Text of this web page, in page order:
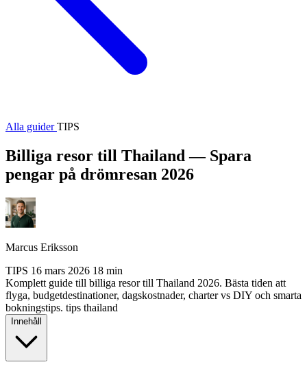
Alla guiderTIPS
Billiga resor till Thailand — Spara
pengar på drömresan 2026
Marcus Eriksson
TIPS 16 mars 2026 18 min
Komplett guide till billiga resor till Thailand 2026. Bästa tiden att
flyga, budgetdestinationer, dagskostnader, charter vs DIY och smarta
bokningstips. tips thailand
Innehåll